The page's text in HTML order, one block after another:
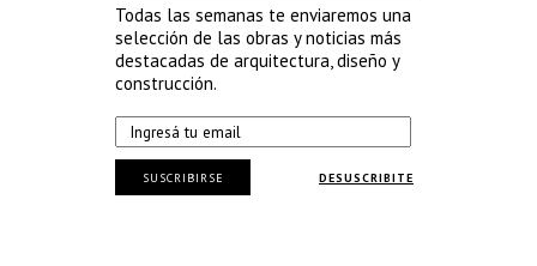
Todas las semanas te enviaremos una
selección de las obras y noticias más
destacadas de arquitectura, diseño y
construcción.
DESUSCRIBITE
SUSCRIBIRSE